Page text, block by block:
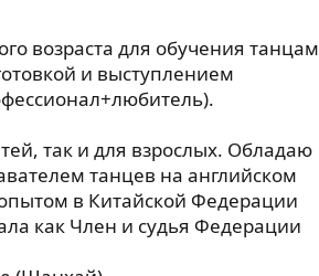
возраста для обучения танцам
и выступлением
так и для взрослых. Обладаю
танцев на английском
в Китайской Федерации
как Член и судья Федерации